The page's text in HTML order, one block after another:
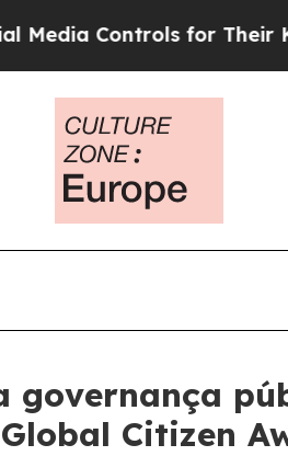
Controls for Their Kids.
Citizen